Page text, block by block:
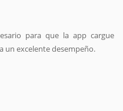
para que la app cargue
un excelente desempeño.